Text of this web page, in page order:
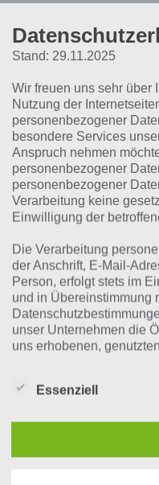
Touchportal>4
4
den
Rätsel
Paul Stelzer
05.10.2017
App
Mit
JETZT
Die Lösung für das
Stand: 29.11.2025
Wir freuen uns sehr über
Nutzung der
personenbezogener
besondere Services
Anspruch nehmen
personenbezogener
personenbezogener
Verarbeitung keine
Einwilligung der
Die Verarbeitung
der Anschrift, E-Mail-
Person, erfolgt stets im
und in Übereinstimmung
unser Unternehmen die
uns erhobenen,
und organisatorische
lückenlosen Schutz der
personenbezogenen
Essenziell